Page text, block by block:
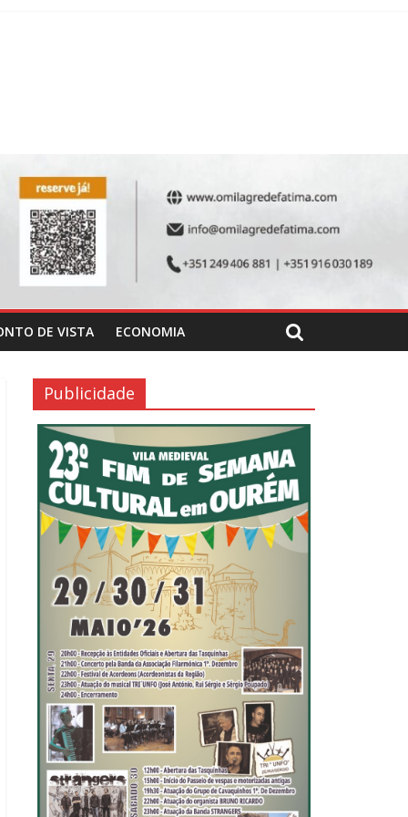
DE VISTA ECONOMIA
Publicidade